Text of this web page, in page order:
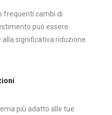
frequenti cambi di
può essere
significativa riduzione
più adatto alle tue